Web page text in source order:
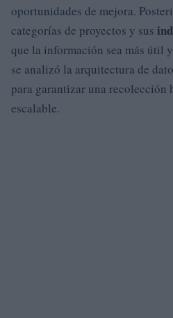
oportunidades de mejora.
categorías de proyectos y sus
que la información sea más útil
se analizó la arquitectura de
para garantizar una recolección
escalable.